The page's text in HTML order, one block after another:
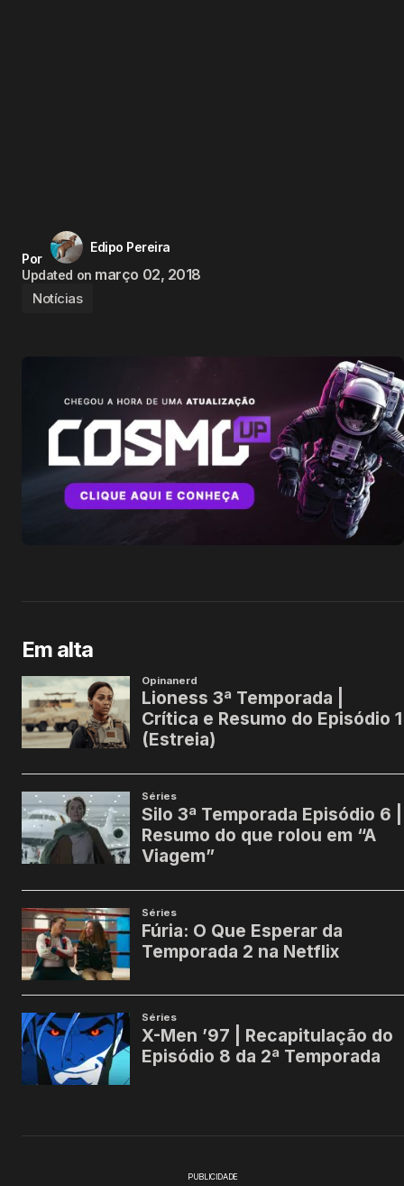
Por
Edipo Pereira
Updated on março 02, 2018
Notícias
Em alta
PUBLICIDADE